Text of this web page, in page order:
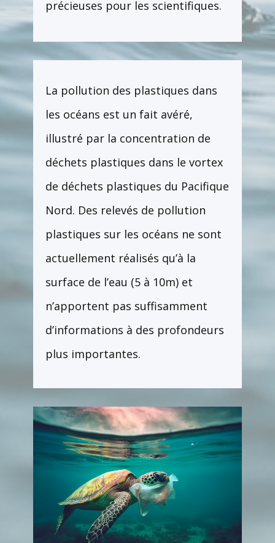
précieuses pour les scientifiques.
La pollution des plastiques dans
les océans est un fait avéré,
illustré par la concentration de
déchets plastiques dans le vortex
de déchets plastiques du Pacifique
Nord. Des relevés de pollution
plastiques sur les océans ne sont
actuellement réalisés qu’à la
surface de l’eau (5 à 10m) et
n’apportent pas suffisamment
d’informations à des profondeurs
plus importantes.